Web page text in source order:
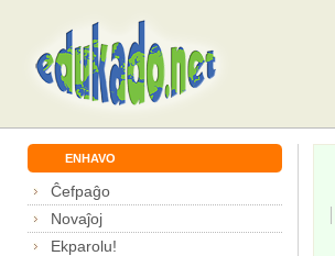
ENHAVO
Ĉefpaĝo
Novaĵoj
Ekparolu!